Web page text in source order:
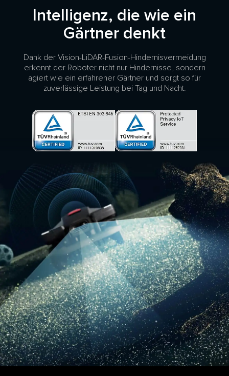
Intelligenz, die wie ein
Gärtner denkt
Dank der Vision-LiDAR-Fusion-Hindernisvermeidung
erkennt der Roboter nicht nur Hindernisse, sondern
agiert wie ein erfahrener Gärtner und sorgt so für
zuverlässige Leistung bei Tag und Nacht.